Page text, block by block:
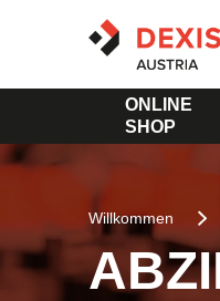
ONLINE
SHOP
Willkommen